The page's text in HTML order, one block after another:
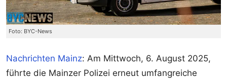
Foto: BYC-News
Nachrichten Mainz: Am Mittwoch, 6. August 2025,
führte die Mainzer Polizei erneut umfangreiche